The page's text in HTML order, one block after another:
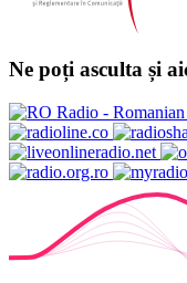
Ne poți asculta și